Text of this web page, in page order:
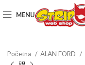
MENU
Početna ALAN FORD